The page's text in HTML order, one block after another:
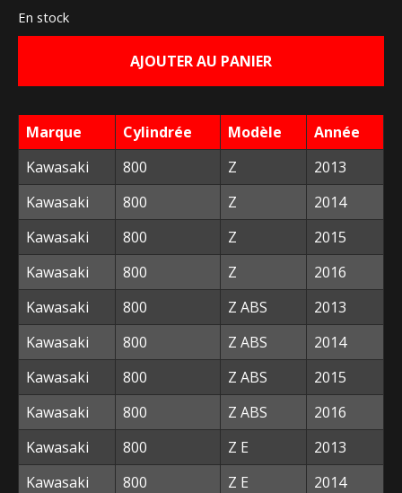
initial
était :
45,20 €.
actuel
est :
10,00 €.
En stock
AJOUTER AU PANIER
Marque Cylindrée Modèle
Année
Kawasaki
800 Z
2013
Kawasaki
800 Z
2014
Kawasaki
800 Z
2015
Kawasaki
800 Z
2016
Kawasaki
800 Z ABS
2013
Kawasaki
800 Z ABS
2014
Kawasaki
800 Z ABS
2015
Kawasaki
800 Z ABS
2016
Kawasaki
800 Z E
2013
Kawasaki
800 Z E
2014